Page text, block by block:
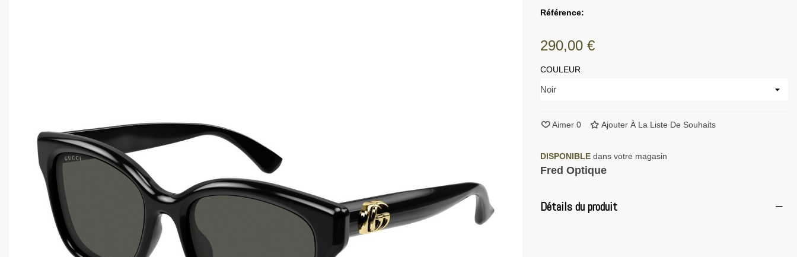
Référence:
290,00 €
COULEUR
Aimer 0 Ajouter À La Liste De Souhaits
DISPONIBLE dans votre magasin
Fred Optique
Détails du produit